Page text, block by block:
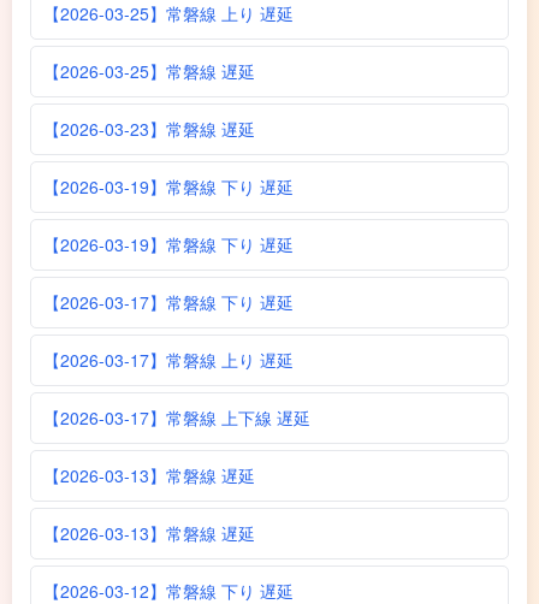
【2026-03-25】常磐線 上り 遅延
【2026-03-25】常磐線 遅延
【2026-03-23】常磐線 遅延
【2026-03-19】常磐線 下り 遅延
【2026-03-19】常磐線 下り 遅延
【2026-03-17】常磐線 下り 遅延
【2026-03-17】常磐線 上り 遅延
【2026-03-17】常磐線 上下線 遅延
【2026-03-13】常磐線 遅延
【2026-03-13】常磐線 遅延
【2026-03-12】常磐線 下り 遅延